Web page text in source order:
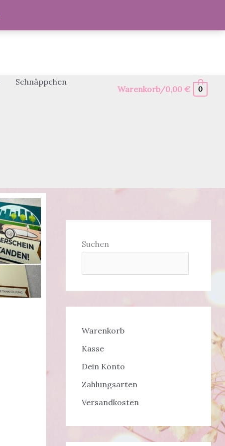
Schnäppchen
Warenkorb/0,00€ 0
Suchen
Warenkorb
Kasse
Dein Konto
Zahlungsarten
Versandkosten